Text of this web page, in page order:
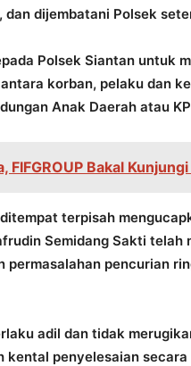
dan dijembatani Polsek
Polsek Siantan untuk
korban, pelaku dan
Anak Daerah atau
FIFGROUP Bakal
terpisah
Semidang Sakti
pencurian
adil dan tidak
kental penyelesaian